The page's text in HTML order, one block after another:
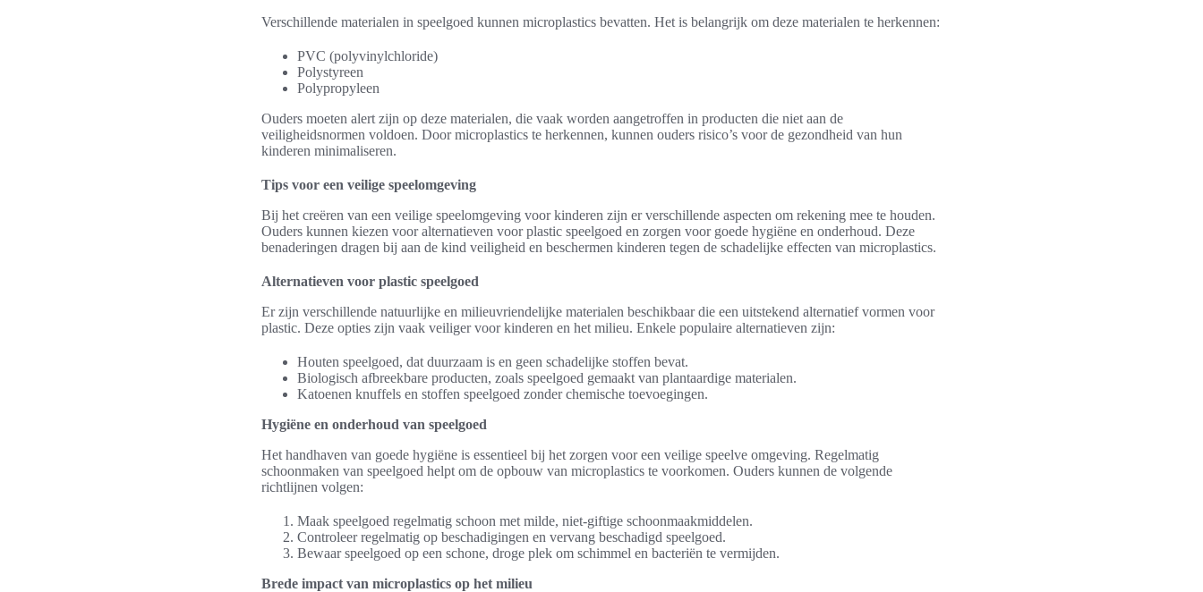
Verschillende materialen in speelgoed kunnen microplastics bevatten. Het is belangrijk om deze materialen te herkennen:
PVC (polyvinylchloride)
Polystyreen
Polypropyleen
Ouders moeten alert zijn op deze materialen, die vaak worden aangetroffen in producten die niet aan de
veiligheidsnormen voldoen. Door microplastics te herkennen, kunnen ouders risico’s voor de gezondheid van hun
kinderen minimaliseren.
Tips voor een veilige speelomgeving
Bij het creëren van een veilige speelomgeving voor kinderen zijn er verschillende aspecten om rekening mee te houden.
Ouders kunnen kiezen voor alternatieven voor plastic speelgoed en zorgen voor goede hygiëne en onderhoud. Deze
benaderingen dragen bij aan de kind veiligheid en beschermen kinderen tegen de schadelijke effecten van microplastics.
Alternatieven voor plastic speelgoed
Er zijn verschillende natuurlijke en milieuvriendelijke materialen beschikbaar die een uitstekend alternatief vormen voor
plastic. Deze opties zijn vaak veiliger voor kinderen en het milieu. Enkele populaire alternatieven zijn:
Houten speelgoed, dat duurzaam is en geen schadelijke stoffen bevat.
Biologisch afbreekbare producten, zoals speelgoed gemaakt van plantaardige materialen.
Katoenen knuffels en stoffen speelgoed zonder chemische toevoegingen.
Hygiëne en onderhoud van speelgoed
Het handhaven van goede hygiëne is essentieel bij het zorgen voor een veilige speelve omgeving. Regelmatig
schoonmaken van speelgoed helpt om de opbouw van microplastics te voorkomen. Ouders kunnen de volgende
richtlijnen volgen:
Maak speelgoed regelmatig schoon met milde, niet-giftige schoonmaakmiddelen.
Controleer regelmatig op beschadigingen en vervang beschadigd speelgoed.
Bewaar speelgoed op een schone, droge plek om schimmel en bacteriën te vermijden.
Brede impact van microplastics op het milieu